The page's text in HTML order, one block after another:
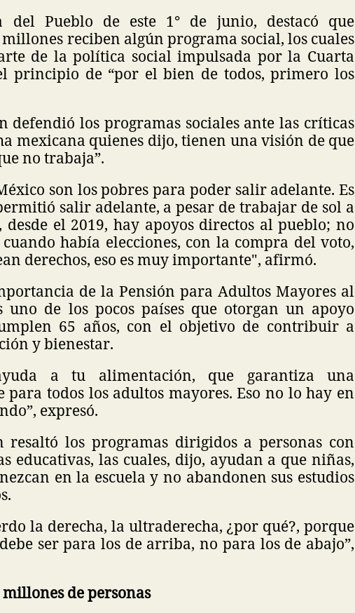
del Pueblo de este 1° de junio, destacó que
reciben algún programa social, los cuales
de la política social impulsada por la Cuarta
principio de “por el bien de todos, primero los
defendió los programas sociales ante las críticas
mexicana quienes dijo, tienen una visión de que
no trabaja”.
son los pobres para poder salir adelante. Es
salir adelante, a pesar de trabajar de sol a
el 2019, hay apoyos directos al pueblo; no
había elecciones, con la compra del voto,
derechos, eso es muy importante", afirmó.
de la Pensión para Adultos Mayores al
uno de los pocos países que otorgan un apoyo
65 años, con el objetivo de contribuir a
y bienestar.
a tu alimentación, que garantiza una
todos los adultos mayores. Eso no lo hay en
expresó.
resaltó los programas dirigidos a personas con
educativas, las cuales, dijo, ayudan a que niñas,
en la escuela y no abandonen sus estudios
la derecha, la ultraderecha, ¿por qué?, porque
ser para los de arriba, no para los de abajo”,
de personas